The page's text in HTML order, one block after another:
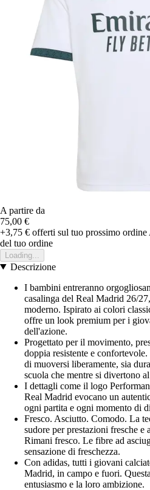
A partire da
75,00 €
+3,75 € offerti sul tuo prossimo ordine
del tuo ordine
Loading...
Descrizione
I bambini entreranno
casalinga del Real Madrid 26/
moderno. Ispirato ai colori
offre un look premium per i
dell'azione.
Progettato per il movimento,
doppia resistente e
di muoversi liberamente, sia
scuola che mentre si divertono
I dettagli come il logo
Real Madrid evocano un
ogni partita e ogni momento di
Fresco. Asciutto. Comodo. La
sudore per prestazioni fresche e
Rimani fresco. Le fibre ad
sensazione di freschezza.
Con adidas, tutti i giovani
Madrid, in campo e fuori.
entusiasmo e la loro ambizione.